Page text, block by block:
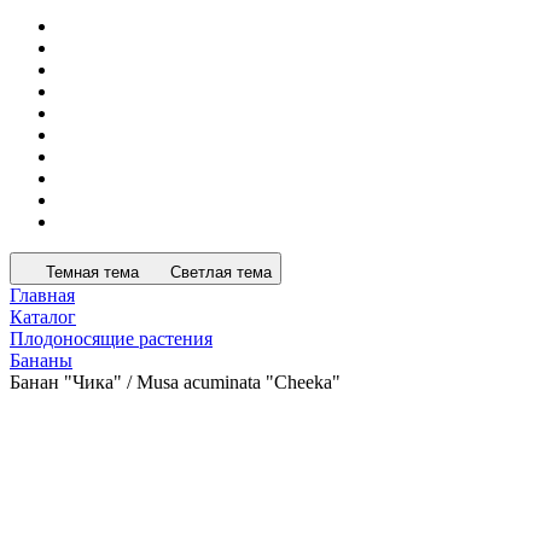
Темная тема Светлая тема
Главная
Каталог
Плодоносящие растения
Бананы
Банан "Чика" / Musa acuminata "Cheeka"